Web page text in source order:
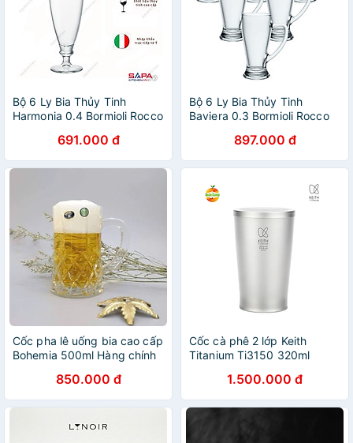
Bộ 6 Ly Bia Thủy Tinh
Harmonia 0.4 Bormioli Rocco
691.000 đ
Bộ 6 Ly Bia Thủy Tinh
Baviera 0.3 Bormioli Rocco
897.000 đ
Cốc pha lê uống bia cao cấp
Bohemia 500ml Hàng chính
850.000 đ
Cốc cà phê 2 lớp Keith
Titanium Ti3150 320ml
1.500.000 đ